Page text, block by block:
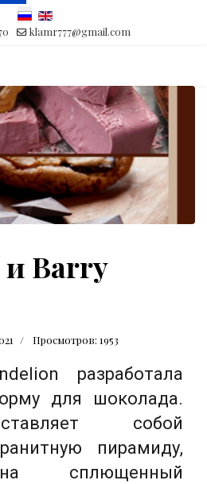
klamr777@gmail.com
Barry
Просмотров: 1953
разработала
для шоколада.
собой
пирамиду,
сплющенный